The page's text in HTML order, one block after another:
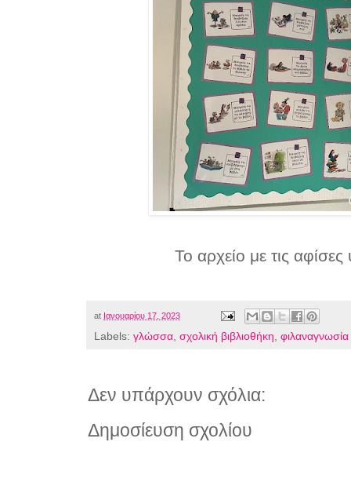
Το αρχείο με τις
at Ιανουαρίου 17, 2023
Labels: γλώσσα, σχολική βιβλιοθήκη, φιλαναγνωσία
Δεν υπάρχουν σχόλια:
Δημοσίευση σχολίου